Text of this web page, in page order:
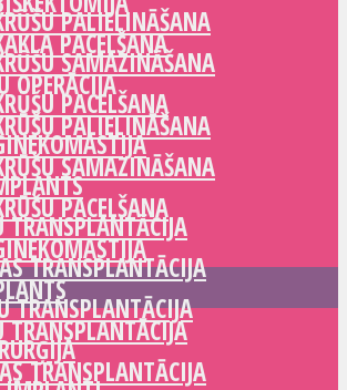
PALIELINĀŠANA
SAMAZINĀŠANA
PACELŠANA
TRANSPLANTĀCIJA
TRANSPLANTĀCIJA
TRANSPLANTĀCIJA
PACELŠANA
OPERĀCIJA
PALIELINĀŠANA
SAMAZINĀŠANA
PACELŠANA
TRANSPLANTĀCIJA